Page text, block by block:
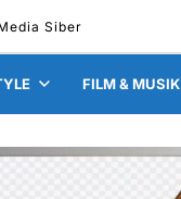
Siber
FILM & MUSIK